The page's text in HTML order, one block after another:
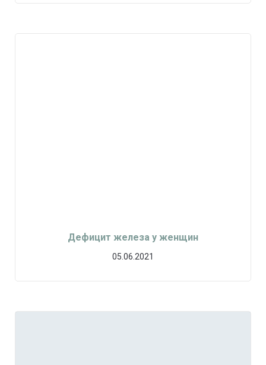
Дефицит железа у женщин
05.06.2021